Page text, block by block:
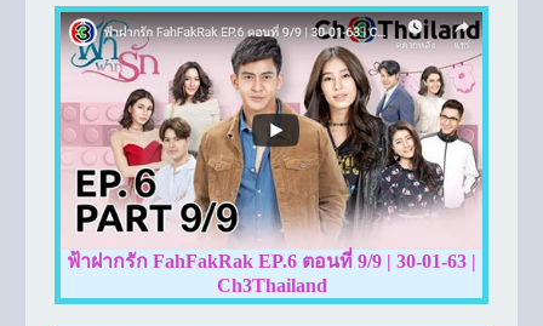
ฟ้าฝากรัก FahFakRak EP.6 ตอนที่ 9/9 | 30-01-63 |
Ch3Thailand